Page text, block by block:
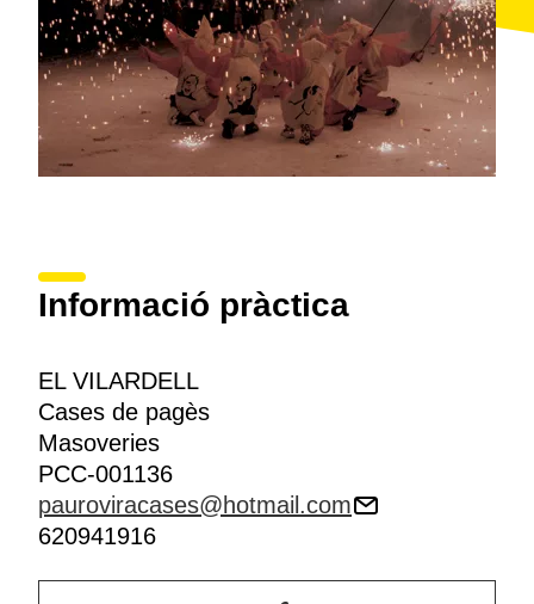
Informació pràctica
EL VILARDELL
Cases de pagès
Masoveries
PCC-001136
pauroviracases@hotmail.com
620941916